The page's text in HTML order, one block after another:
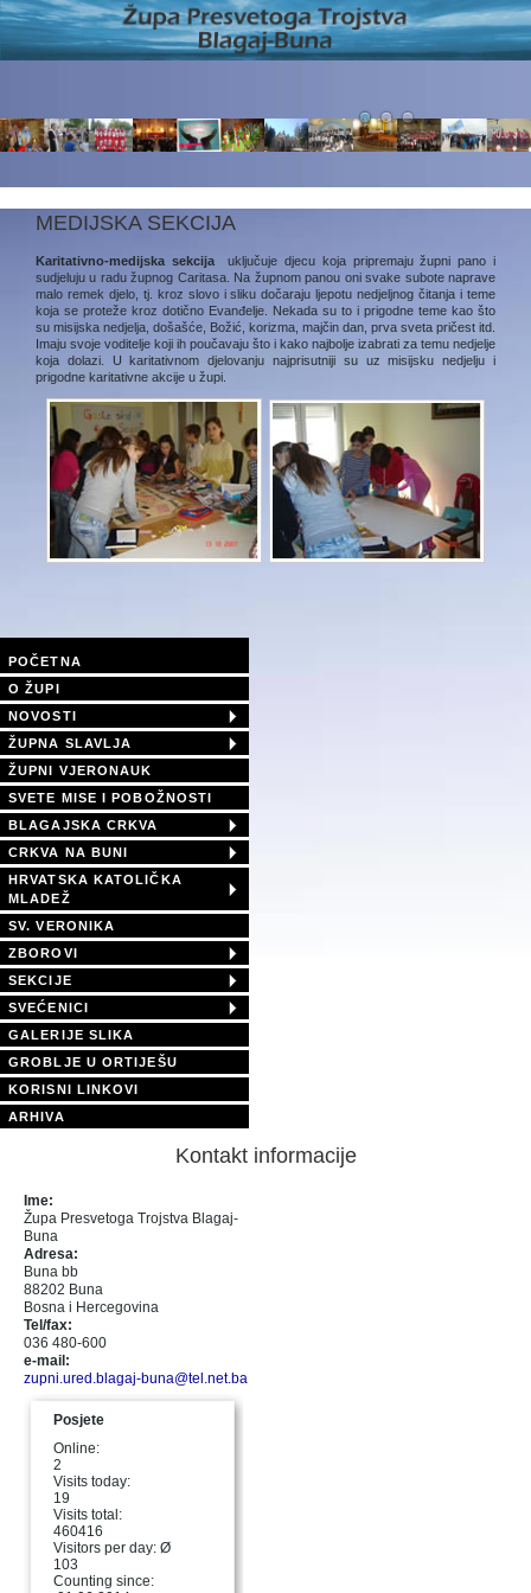
MEDIJSKA SEKCIJA
Karitativno-medijska sekcijauključuje djecu koja pripremaju župni pano i
sudjeluju u radu župnog Caritasa. Na župnom panou oni svake subote naprave
malo remek djelo, tj. kroz slovo i sliku dočaraju ljepotu nedjeljnog čitanja i teme
koja se proteže kroz dotično Evanđelje. Nekada su to i prigodne teme kao što
su misijska nedjelja, došašće, Božić, korizma, majčin dan, prva sveta pričest itd.
Imaju svoje voditelje koji ih poučavaju što i kako najbolje izabrati za temu nedjelje
koja dolazi. U karitativnom djelovanju najprisutniji su uz misijsku nedjelju i
prigodne karitativne akcije u župi.
POČETNA
O ŽUPI
NOVOSTI
ŽUPNA SLAVLJA
ŽUPNI VJERONAUK
SVETE MISE I POBOŽNOSTI
BLAGAJSKA CRKVA
CRKVA NA BUNI
HRVATSKA KATOLIČKA
MLADEŽ
SV. VERONIKA
ZBOROVI
SEKCIJE
SVEĆENICI
GALERIJE SLIKA
GROBLJE U ORTIJEŠU
KORISNI LINKOVI
ARHIVA
Kontakt informacije
Ime:
Župa Presvetoga Trojstva Blagaj-
Buna
Adresa:
Buna bb
88202 Buna
Bosna i Hercegovina
Tel/fax:
036 480-600
e-mail:
zupni.ured.blagaj-buna@tel.net.ba
Posjete
Online:
2
Visits today:
19
Visits total:
460416
Visitors per day: Ø
103
Counting since: